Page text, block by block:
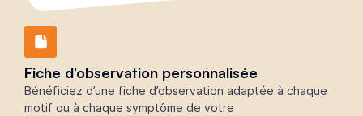
Fiche d’observation personnalisée
Bénéficiez d’une fiche d’observation adaptée à chaque
motif ou à chaque symptôme de votre